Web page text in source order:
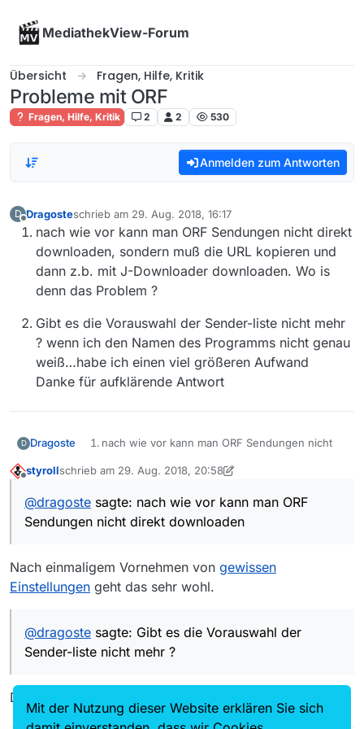
MediathekView-Forum
Übersicht Fragen, Hilfe, Kritik
Probleme mit ORF
Fragen, Hilfe, Kritik 2 2 530
Anmelden zum Antworten
D
Offline
Dragosteschrieb am 29. Aug. 2018, 16:17
zuletzt editiert von
nach wie vor kann man ORF Sendungen nicht direkt
downloaden, sondern muß die URL kopieren und
dann z.b. mit J-Downloader downloaden. Wo is
denn das Problem ?
Gibt es die Vorauswahl der Sender-liste nicht mehr
? wenn ich den Namen des Programms nicht genau
weiß…habe ich einen viel größeren Aufwand
Danke für aufklärende Antwort
D Dragoste
nach wie vor kann man ORF Sendungen nicht
kopieren und dann z.b. mit J-Downloader
Gibt es die Vorauswahl der Sender-liste nicht
Aufwand
Danke für aufklärende Antwort
styrollschrieb am 29. Aug. 2018, 20:58
zuletzt editiert von styroll
@dragoste sagte: nach wie vor kann man ORF
Sendungen nicht direkt downloaden
Nach einmaligem Vornehmen von gewissen
Einstellungen geht das sehr wohl.
@dragoste sagte: Gibt es die Vorauswahl der
Sender-liste nicht mehr ?
Doch klar, einfach an einem
Mit der Nutzung dieser Website erklären Sie sich